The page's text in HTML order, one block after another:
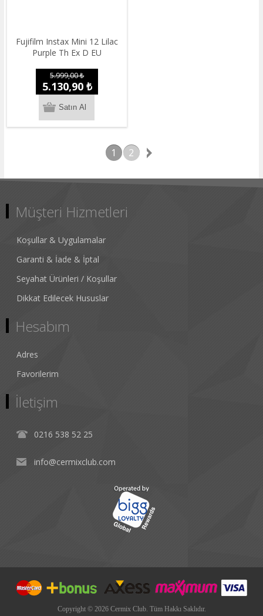
Fujifilm Instax Mini 12 Lilac
Purple Th Ex D EU
5.999,00 ₺
5.130,90 ₺
1 2
Müşteri Hizmetleri
Koşullar & Uygulamalar
Garanti & İade & İptal
Seyahat Ürünleri / Koşullar
Dikkat Edilecek Hususlar
Hesabım
Adres
Favorilerim
İletişim
0216 538 52 25
info@cermixclub.com
Copyright © 2026 Cermix Club. Tüm Hakkı Saklıdır.